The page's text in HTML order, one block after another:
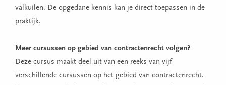
valkuilen. De opgedane kennis kan je direct toepassen in de
praktijk.
Meer cursussen op gebied van contractenrecht volgen?
Deze cursus maakt deel uit van een reeks van vijf
verschillende cursussen op het gebied van contractenrecht.